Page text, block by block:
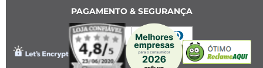
PAGAMENTO & SEGURANÇA